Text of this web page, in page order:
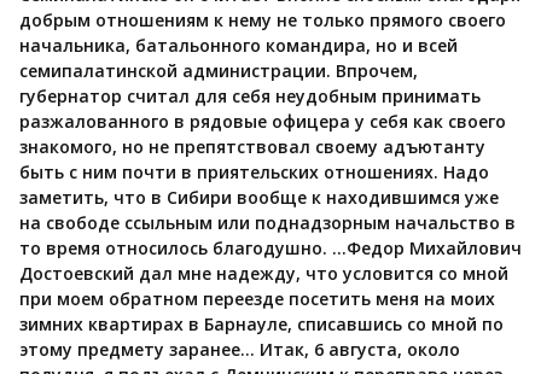
добрым отношениям к нему не только прямого своего
начальника, батальонного командира, но и всей
семипалатинской администрации. Впрочем,
губернатор считал для себя неудобным принимать
разжалованного в рядовые офицера у себя как своего
знакомого, но не препятствовал своему адъютанту
быть с ним почти в приятельских отношениях. Надо
заметить, что в Сибири вообще к находившимся уже
на свободе ссыльным или поднадзорным начальство в
то время относилось благодушно. …Федор Михайлович
Достоевский дал мне надежду, что условится со мной
при моем обратном переезде посетить меня на моих
зимних квартирах в Барнауле, списавшись со мной по
этому предмету заранее… Итак, 6 августа, около